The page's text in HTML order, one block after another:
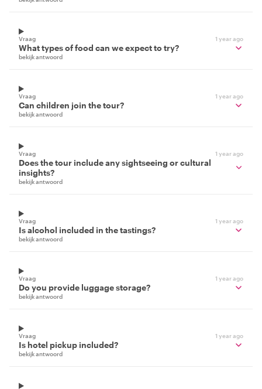
Vraag 1 year ago
What types of food can we expect to try?
bekijk antwoord
Vraag 1 year ago
Can children join the tour?
bekijk antwoord
Vraag 1 year ago
Does the tour include any sightseeing or cultural
insights?
bekijk antwoord
Vraag 1 year ago
Is alcohol included in the tastings?
bekijk antwoord
Vraag 1 year ago
Do you provide luggage storage?
bekijk antwoord
Vraag 1 year ago
Is hotel pickup included?
bekijk antwoord